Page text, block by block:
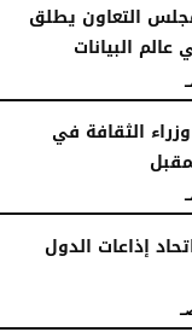
التعاون يطلق
عالم البيانات
الثقافة في
إذاعات الدول